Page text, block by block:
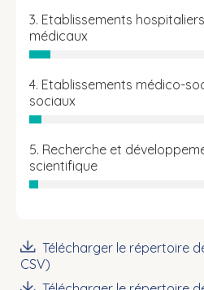
3. Etablissements
médicaux
4. Etablissements médico-
sociaux
5. Recherche et
scientifique
Télécharger le répertoire
CSV)